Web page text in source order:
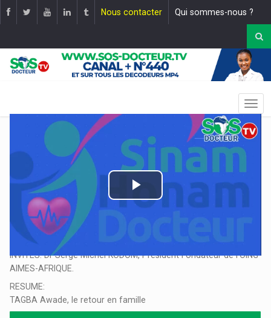
Nous contacter Qui sommes-nous ?
Play
Video
EMISSION: TAGBA Awade, le retour en famille |
13 février 2022
INVITES: Dr Serge Michel KODOM, Président Fondateur de l’OING
AIMES-AFRIQUE.
RESUME:
TAGBA Awade, le retour en famille